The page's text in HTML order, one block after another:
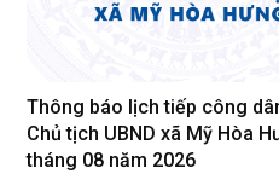
Thông báo lịch tiếp công
Chủ tịch UBND xã Mỹ Hòa
tháng 08 năm 2026